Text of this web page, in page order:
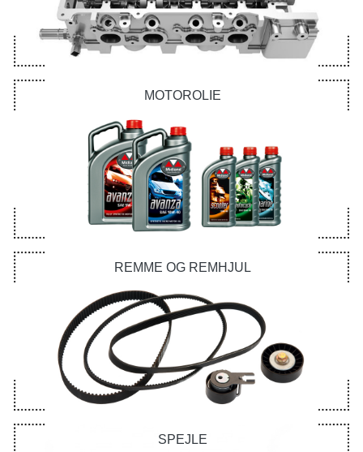
MOTOROLIE
REMME OG REMHJUL
SPEJLE